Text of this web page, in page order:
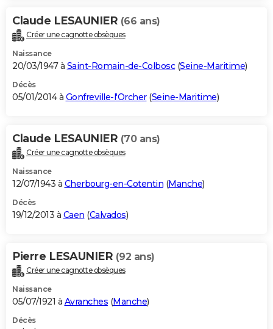
Claude LESAUNIER (66 ans)
Créer une cagnotte obsèques
Naissance
20/03/1947 à Saint-Romain-de-Colbosc(Seine-Maritime)
Décès
05/01/2014 à Gonfreville-l'Orcher(Seine-Maritime)
Claude LESAUNIER (70 ans)
Créer une cagnotte obsèques
Naissance
12/07/1943 à Cherbourg-en-Cotentin (Manche)
Décès
19/12/2013 à Caen (Calvados)
Pierre LESAUNIER (92 ans)
Créer une cagnotte obsèques
Naissance
05/07/1921 à Avranches (Manche)
Décès